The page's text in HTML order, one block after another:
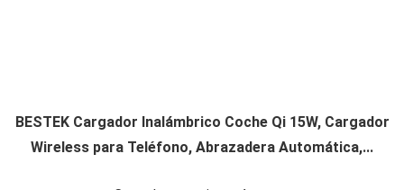
BESTEK Cargador Inalámbrico Coche Qi 15W, Cargador
Wireless para Teléfono, Abrazadera Automática,...